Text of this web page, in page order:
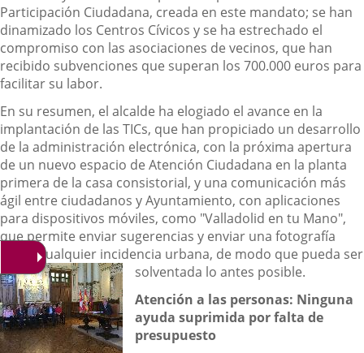
Participación Ciudadana, creada en este mandato; se han
dinamizado los Centros Cívicos y se ha estrechado el
compromiso con las asociaciones de vecinos, que han
recibido subvenciones que superan los 700.000 euros para
facilitar su labor.
En su resumen, el alcalde ha elogiado el avance en la
implantación de las TICs, que han propiciado un desarrollo
de la administración electrónica, con la próxima apertura
de un nuevo espacio de Atención Ciudadana en la planta
primera de la casa consistorial, y una comunicación más
ágil entre ciudadanos y Ayuntamiento, con aplicaciones
para dispositivos móviles, como "Valladolid en tu Mano",
que permite enviar sugerencias y enviar una fotografía
sobre cualquier incidencia urbana, de modo que pueda ser
solventada lo antes posible.
Atención a las personas: Ninguna
ayuda suprimida por falta de
presupuesto